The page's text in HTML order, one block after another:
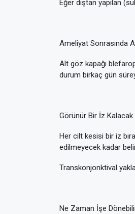
Eğer dıştan yapılan
Ameliyat Sonrasında
Alt göz kapağı
durum birkaç gün
Görünür Bir İz Kalacak
Her cilt kesisi bir iz
edilmeyecek kadar
Transkonjonktival
Ne Zaman İşe